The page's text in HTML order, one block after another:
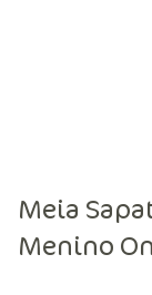
Meia
Menino